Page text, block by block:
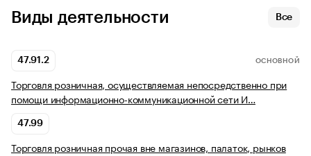
Виды деятельности Все
47.91.2 ОСНОВНОЙ
Торговля розничная, осуществляемая непосредственно при
помощи информационно-коммуникационной сети И…
47.99
Торговля розничная прочая вне магазинов, палаток, рынков